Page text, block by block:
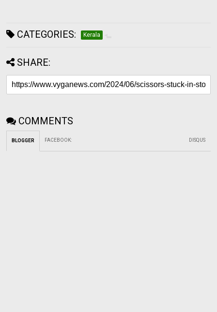
CATEGORIES: Kerala
SHARE:
COMMENTS
BLOGGER FACEBOOK: DISQUS